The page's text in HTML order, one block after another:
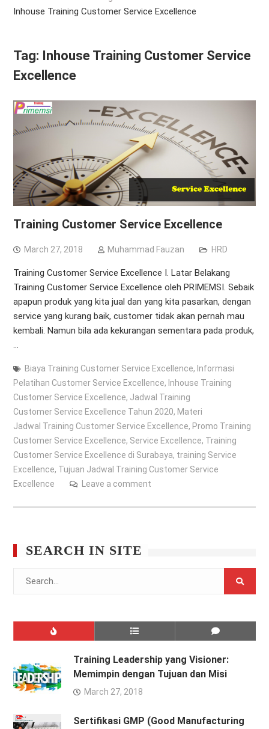
Inhouse Training Customer Service Excellence
Tag: Inhouse Training Customer Service
Excellence
Training Customer Service Excellence
March 27, 2018 Muhammad Fauzan HRD
Training Customer Service Excellence I. Latar Belakang
Training Customer Service Excellence oleh PRIMEMSI. Sebaik
apapun produk yang kita jual dan yang kita pasarkan, dengan
service yang kurang baik, customer tidak akan pernah mau
kembali. Namun bila ada kekurangan sementara pada produk,
…
Biaya Training Customer Service Excellence, Informasi
Pelatihan Customer Service Excellence, Inhouse Training
Customer Service Excellence, Jadwal Training
Customer Service Excellence Tahun 2020, Materi
Jadwal Training Customer Service Excellence, Promo Training
Customer Service Excellence, Service Excellence, Training
Customer Service Excellence di Surabaya, training Service
Excellence, Tujuan Jadwal Training Customer Service
Excellence
Leave a comment
SEARCH IN SITE
Training Leadership yang Visioner:
Memimpin dengan Tujuan dan Misi
March 27, 2018
Sertifikasi GMP (Good Manufacturing